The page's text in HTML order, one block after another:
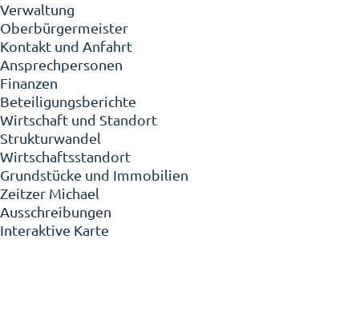
Verwaltung
Oberbürgermeister
Kontakt und Anfahrt
Ansprechpersonen
Finanzen
Beteiligungsberichte
Wirtschaft und Standort
Strukturwandel
Wirtschaftsstandort
Grundstücke und Immobilien
Zeitzer Michael
Ausschreibungen
Interaktive Karte